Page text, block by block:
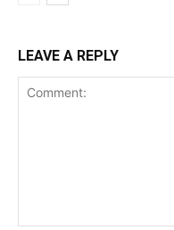
LEAVE A REPLY